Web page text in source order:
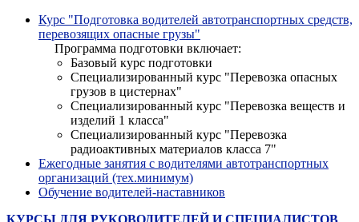
Курс "Подготовка водителей автотранспортных средств,
перевозящих опасные грузы"
Программа подготовки включает:
Базовый курс подготовки
Специализированный курс "Перевозка опасных
грузов в цистернах"
Специализированный курс "Перевозка веществ и
изделий 1 класса"
Специализированный курс "Перевозка
радиоактивных материалов класса 7"
Ежегодные занятия с водителями автотранспортных
организаций (тех.минимум)
Обучение водителей-наставников
КУРСЫ ДЛЯ РУКОВОДИТЕЛЕЙ И СПЕЦИАЛИСТОВ